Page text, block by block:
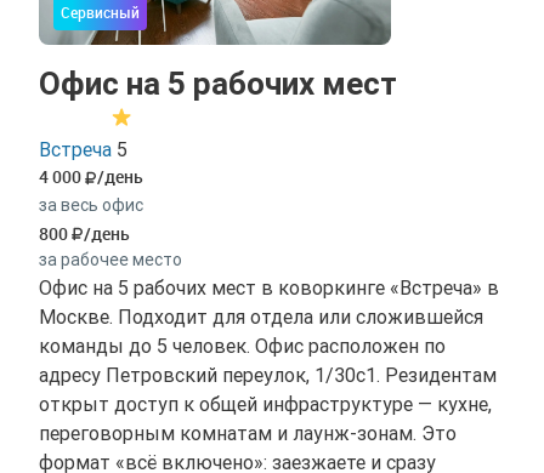
Сервисный
Офис на 5 рабочих мест
Встреча 5
4 000 /день
за весь офис
800 /день
за рабочее место
Офис на 5 рабочих мест в коворкинге «Встреча» в
Москве. Подходит для отдела или сложившейся
команды до 5 человек. Офис расположен по
адресу Петровский переулок, 1/30с1. Резидентам
открыт доступ к общей инфраструктуре — кухне,
переговорным комнатам и лаунж-зонам. Это
формат «всё включено»: заезжаете и сразу